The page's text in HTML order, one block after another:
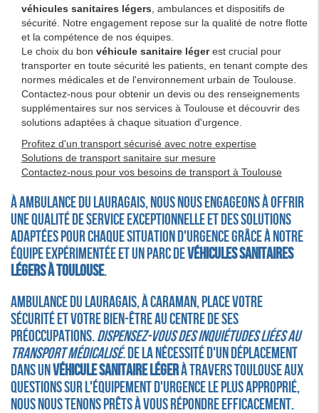
véhicules sanitaires légers , ambulances et dispositifs de
sécurité. Notre engagement repose sur la qualité de notre flotte
et la compétence de nos équipes.
Le choix du bon véhicule sanitaire légerest crucial pour
transporter en toute sécurité les patients, en tenant compte des
normes médicales et de l'environnement urbain de Toulouse.
Contactez-nous pour obtenir un devis ou des renseignements
supplémentaires sur nos services à Toulouse et découvrir des
solutions adaptées à chaque situation d'urgence.
Profitez d'un transport sécurisé avec notre expertise
Solutions de transport sanitaire sur mesure
Contactez-nous pour vos besoins de transport à Toulouse
À AMBULANCE DU LAURAGAIS, nous nous engageons à offrir
une qualité de service exceptionnelle et des solutions
adaptées pour chaque situation d'urgence grâce à notre
équipe expérimentée et un parc devéhicules sanitaires
légers à Toulouse.
AMBULANCE DU LAURAGAIS, à Caraman, place votre
sécurité et votre bien-être au centre de ses
préoccupations. Dispensez-vous des inquiétudes liées au
transport médicalisé.De la nécessité d'un déplacement
dans unvéhicule sanitaire légerà travers Toulouse aux
questions sur l'équipement d'urgence le plus approprié,
nous nous tenons prêts à vous répondre efficacement.